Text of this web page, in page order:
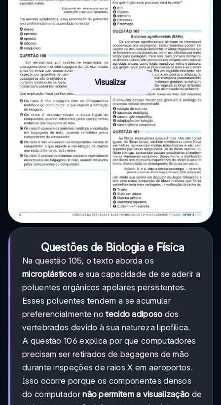
Visualizar
Questões de Biologia e Física
Na questão 105, o texto aborda os
microplásticos e sua capacidade de se aderir a
poluentes orgânicos apolares persistentes.
Esses poluentes tendem a se acumular
preferencialmente notecido adiposo dos
vertebrados devido à sua natureza lipofílica.
A questão 106 explica por que computadores
precisam ser retirados de bagagens de mão
durante inspeções de raios X em aeroportos.
Isso ocorre porque os componentes densos
do computadornão permitem a visualização de